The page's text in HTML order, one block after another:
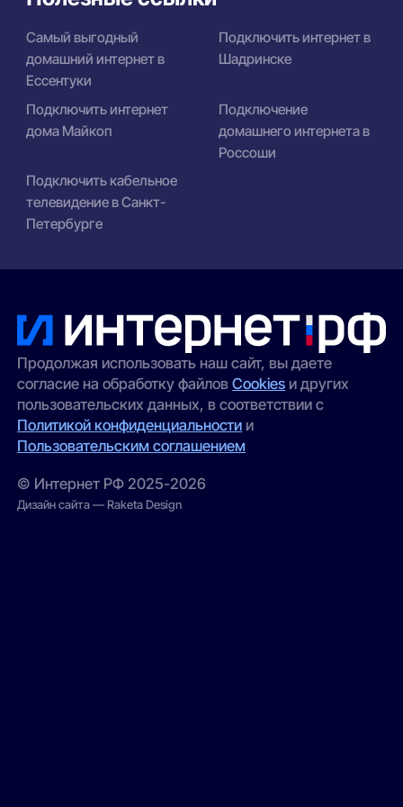
Самый выгодный
домашний интернет в
Ессентуки
Подключить интернет в
Шадринске
Подключить интернет
дома Майкоп
Подключение
домашнего интернета в
Россоши
Подключить кабельное
телевидение в Санкт-
Петербурге
Продолжая использовать наш сайт, вы даете
согласие на обработку файловCookies и других
пользовательских данных, в соответствии с
Политикой конфиденциальности и
Пользовательским соглашением
© Интернет РФ 2025-2026
Дизайн сайта — Raketa Design